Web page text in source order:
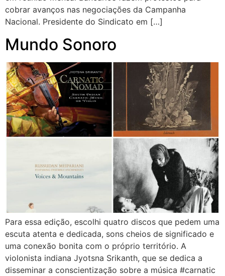
cobrar avanços nas negociações da Campanha
Nacional. Presidente do Sindicato em […]
Mundo Sonoro
Para essa edição, escolhi quatro discos que pedem uma
escuta atenta e dedicada, sons cheios de significado e
uma conexão bonita com o próprio território. A
violonista indiana Jyotsna Srikanth, que se dedica a
disseminar a conscientização sobre a música #carnatic